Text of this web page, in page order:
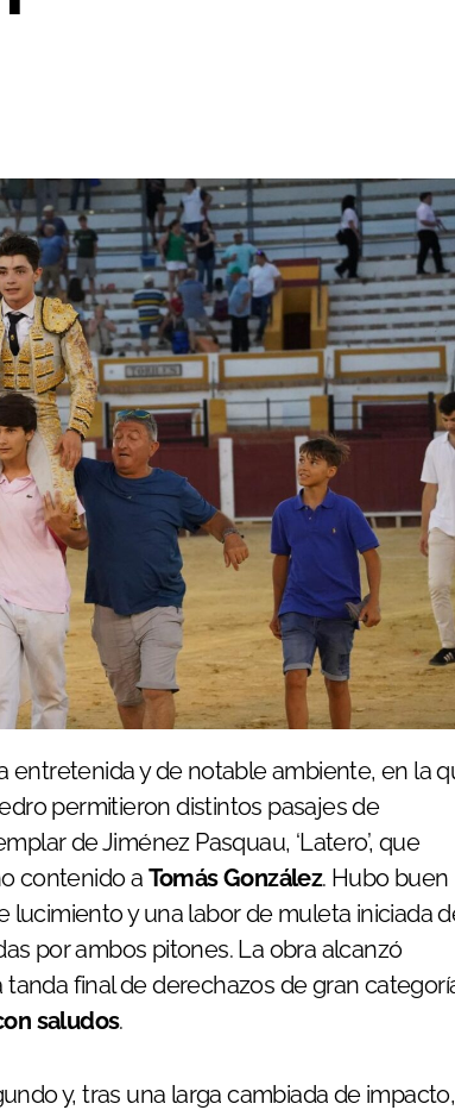
permitieron distintos pasajes de
de Jiménez Pasquau, ‘Latero’, que
contenido a Tomás González. Hubo buen
y una labor de muleta iniciada
por ambos pitones. La obra alcanzó
final de derechazos de gran
saludos.
y, tras una larga cambiada de impacto,